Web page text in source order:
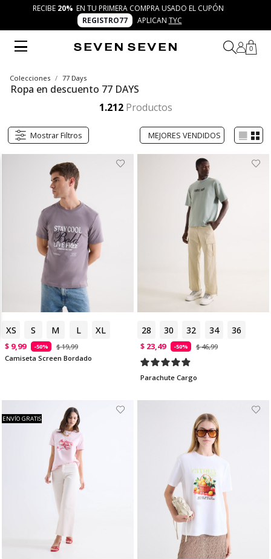
RECIBE 20% EN TU PRIMERA COMPRA USADO EL CUPÓN
REGISTRO77
APLICAN TYC
0
Colecciones 77 Days
Ropa en descuento 77 DAYS
1.212Productos
Mostrar Filtros
XS S M L XL
$ 9,99 -50%
$ 19,99
Camiseta Screen Bordado
28 30 32 34 36
$ 23,49 -50% $ 46,99
Parachute Cargo
ENVÍO GRATIS